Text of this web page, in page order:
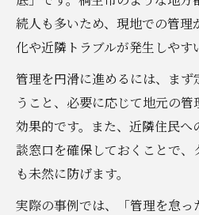
続人も多いため、現地での管理
化や近隣トラブルが発生しやす
管理を円滑に進めるには、ま
うこと、必要に応じて地元の
効果的です。また、近隣住民へ
談窓口を確保しておくことで
も未然に防げます。
実際の事例では、「管理を怠